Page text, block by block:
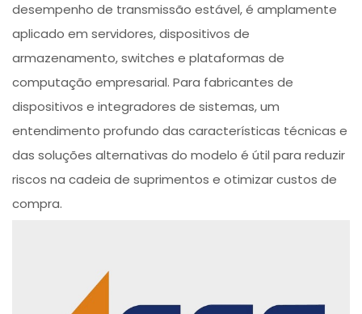
desempenho de transmissão estável, é amplamente
aplicado em servidores, dispositivos de
armazenamento, switches e plataformas de
computação empresarial. Para fabricantes de
dispositivos e integradores de sistemas, um
entendimento profundo das características técnicas e
das soluções alternativas do modelo é útil para reduzir
riscos na cadeia de suprimentos e otimizar custos de
compra.